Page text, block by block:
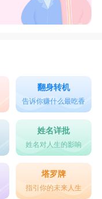
翻身转机
告诉你赚什么最吃香
姓名详批
姓名对人生的影响
塔罗牌
指引你的未来人生